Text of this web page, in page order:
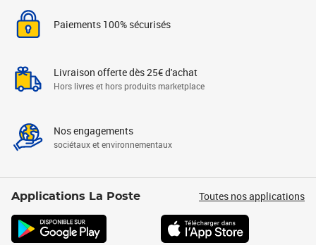
Paiements 100% sécurisés
Livraison offerte dès 25€ d'achat
Hors livres et hors produits marketplace
Nos engagements
sociétaux et environnementaux
Applications La Poste Toutes nos applications